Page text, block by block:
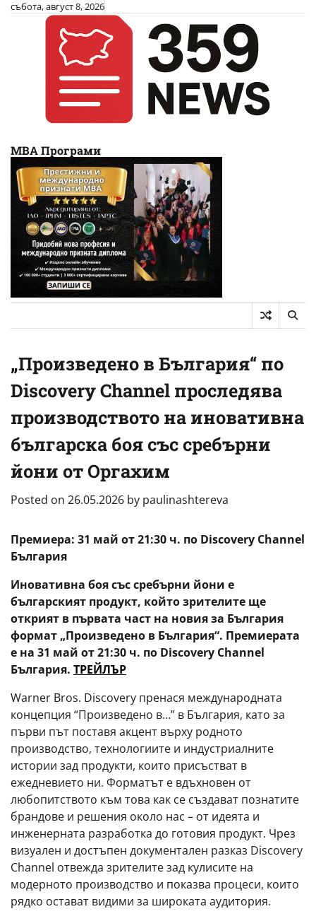
Skipсъбота, август 8, 2026
МВА Програми
„Произведено в България“ по
Discovery Channel проследява
производството на иновативна
българска боя със сребърни
йони от Оргахим
Posted on 26.05.2026 by paulinashtereva
Премиера: 31 май от 21:30 ч. по Discovery Channel
България
Иновативна боя със сребърни йони е
българският продукт, който зрителите ще
открият в първата част на новия за България
формат „Произведено в България“. Премиерата
е на 31 май от 21:30 ч. по Discovery Channel
България. ТРЕЙЛЪР
Warner Bros. Discovery пренася международната
концепция “Произведено в…” в България, като за
първи път поставя акцент върху родното
производство, технологиите и индустриалните
истории зад продукти, които присъстват в
ежедневието ни. Форматът е вдъхновен от
любопитството към това как се създават познатите
брандове и решения около нас – от идеята и
инженерната разработка до готовия продукт. Чрез
визуален и достъпен документален разказ Discovery
Channel отвежда зрителите зад кулисите на
модерното производство и показва процеси, които
рядко остават видими за широката аудитория.